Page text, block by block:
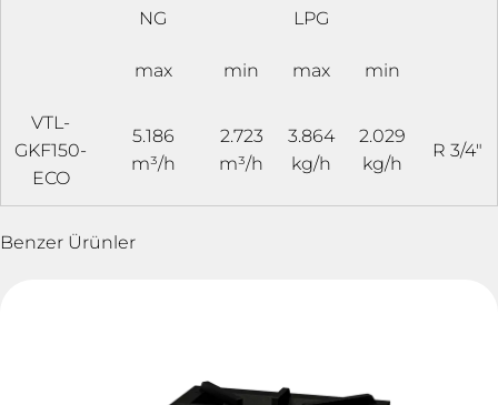
NG LPG
max min max min
VTL-
GKF150-
ECO
5.186
m³/h
2.723
m³/h
3.864
kg/h
2.029
kg/h
R 3/4"
Benzer Ürünler